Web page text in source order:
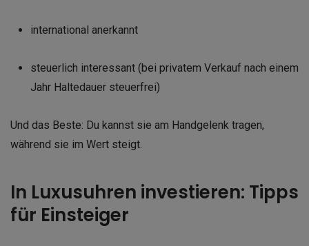
international anerkannt
steuerlich interessant (bei privatem Verkauf nach einem
Jahr Haltedauer steuerfrei)
Und das Beste: Du kannst sie am Handgelenk tragen,
während sie im Wert steigt.
In Luxusuhren investieren: Tipps
für Einsteiger